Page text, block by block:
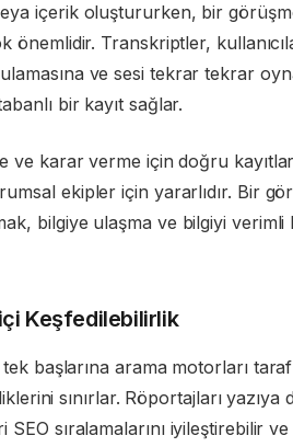
içerik oluştururken, bir
önemlidir. Transkriptler,
ve sesi tekrar tekrar
bir kayıt sağlar.
ve karar verme için doğru
ekipler için yararlıdır. Bir
bilgiye ulaşma ve bilgiyi
Keşfedilebilirlik
başlarına arama motorları
sınırlar. Röportajları
SEO sıralamalarını iyileştirebilir